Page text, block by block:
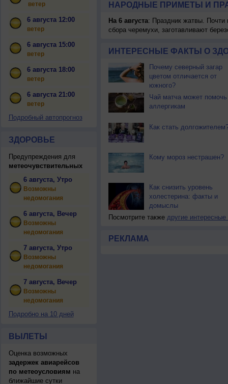
ветер
6 августа 12:00
ветер
6 августа 15:00
ветер
6 августа 18:00
ветер
6 августа 21:00
ветер
Подробный автопрогноз
ЗДОРОВЬЕ
Предупреждения для
метеочувствительных
6 августа, Утро
Возможны
недомогания
6 августа, Вечер
Возможны
недомогания
7 августа, Утро
Возможны
недомогания
7 августа, Вечер
Возможны
недомогания
Подробно на 10 дней
ВЫЛЕТЫ
Оценка возможных
задержек авиарейсов
по метеоусловиям на
ближайшие сутки
НАРОДНЫЕ ПРИМЕТЫ И
На 6 августа: Праздник жатвы. Почти
сбора черемухи, заготавливают
ИНТЕРЕСНЫЕ ФАКТЫ О
Почему северный загар
цветом отличается от
южного?
Чай матча может помочь
аллергикам
Как стать
Кому мороз нестрашен?
Как снизить уровень
холестерина: факты и
домыслы
Посмотрите также другие интересные
РЕКЛАМА